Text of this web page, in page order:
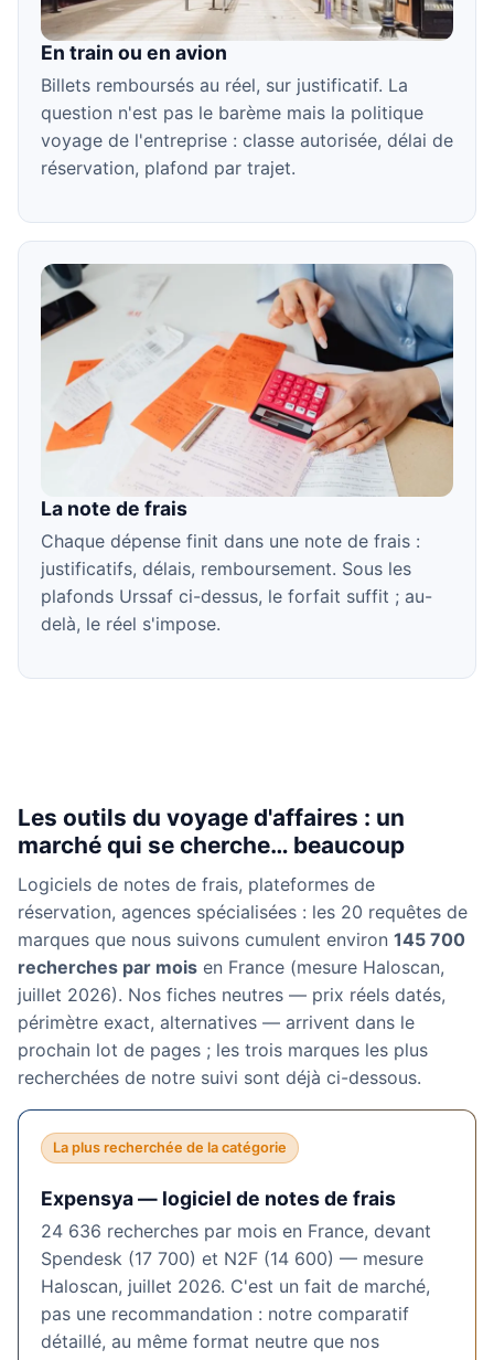
En train ou en avion
Billets remboursés au réel, sur justificatif. La
question n'est pas le barème mais la politique
voyage de l'entreprise : classe autorisée, délai de
réservation, plafond par trajet.
La note de frais
Chaque dépense finit dans une note de frais :
justificatifs, délais, remboursement. Sous les
plafonds Urssaf ci-dessus, le forfait suffit ; au-
delà, le réel s'impose.
Les outils du voyage d'affaires : un
marché qui se cherche… beaucoup
Logiciels de notes de frais, plateformes de
réservation, agences spécialisées : les 20 requêtes de
marques que nous suivons cumulent environ 145 700
recherches par mois en France (mesure Haloscan,
juillet 2026). Nos fiches neutres — prix réels datés,
périmètre exact, alternatives — arrivent dans le
prochain lot de pages ; les trois marques les plus
recherchées de notre suivi sont déjà ci-dessous.
La plus recherchée de la catégorie
Expensya — logiciel de notes de frais
24 636 recherches par mois en France, devant
Spendesk (17 700) et N2F (14 600) — mesure
Haloscan, juillet 2026. C'est un fait de marché,
pas une recommandation : notre comparatif
détaillé, au même format neutre que nos